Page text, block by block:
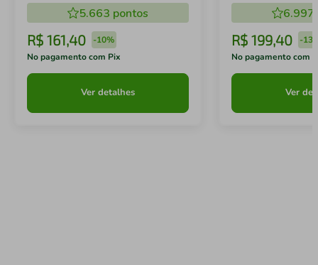
5.663 pontos
R$ 161,40 -10%
No pagamento com Pix
Ver detalhes
6.997
R$ 199,40 -
No pagamento com
Ver